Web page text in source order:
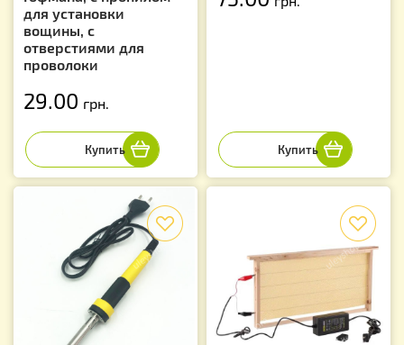
для установки
вощины, с
отверстиями для
проволоки
29.00 грн.